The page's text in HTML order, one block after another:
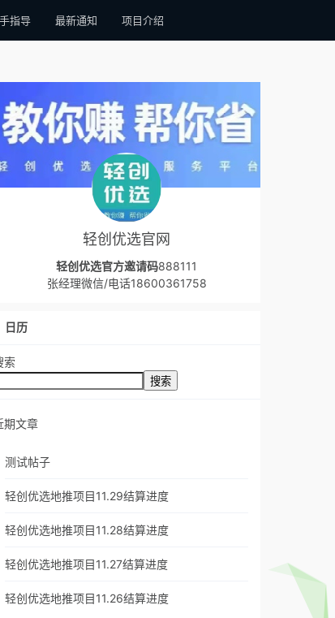
指导 最新通知 项目介绍
轻创优选官网
轻创优选官方邀请码888111
张经理微信/电话18600361758
日历
索
搜索
期文章
测试帖子
轻创优选地推项目11.29结算进度
轻创优选地推项目11.28结算进度
轻创优选地推项目11.27结算进度
轻创优选地推项目11.26结算进度